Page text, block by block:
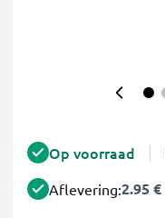
Op voorraad
Aflevering:2.95 €